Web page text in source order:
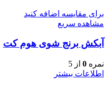
برای مقایسه اضافه کنید
مشاهده سریع
آبکش برنج شوی هوم کت
نمره 0 از 5
اطلاعات بیشتر